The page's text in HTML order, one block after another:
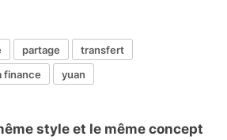
partage
transfert
finance yuan
style et le même concept